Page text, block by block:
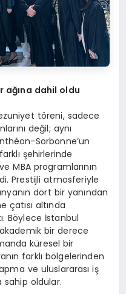
ağına dahil oldu
töreni, sadece
değil; aynı
Sorbonne’un
şehirlerinde
MBA programlarının
Prestijli atmosferiyle
dört bir yanından
çatısı altında
Böylece İstanbul
bir derece
küresel bir
farklı bölgelerinden
ve uluslararası iş
sahip oldular.